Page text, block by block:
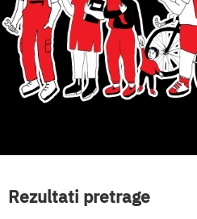
Rezultati pretrage